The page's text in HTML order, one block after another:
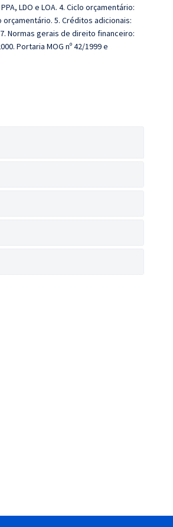
LDO e LOA. 4. Ciclo orçamentário:
5. Créditos adicionais:
Normas gerais de direito financeiro:
Portaria MOG nº 42/1999 e